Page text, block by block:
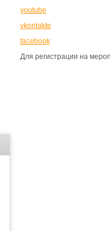
youtube
vkontakte
facebook
Для регистрации на